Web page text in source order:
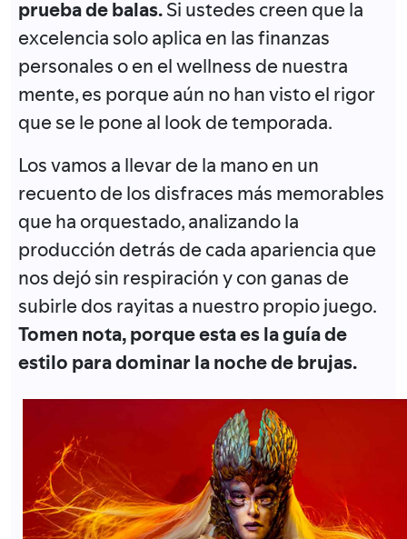
prueba de balas.Si ustedes creen que la
excelencia solo aplica en las finanzas
personales o en el wellness de nuestra
mente, es porque aún no han visto el rigor
que se le pone al look de temporada.
Los vamos a llevar de la mano en un
recuento de los disfraces más memorables
que ha orquestado, analizando la
producción detrás de cada apariencia que
nos dejó sin respiración y con ganas de
subirle dos rayitas a nuestro propio juego.
Tomen nota, porque esta es la guía de
estilo para dominar la noche de brujas.